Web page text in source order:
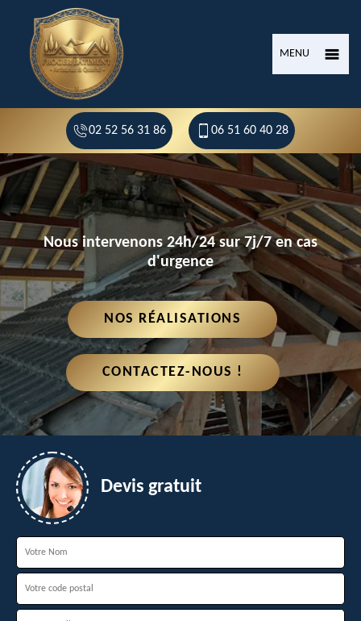
MENU
02 52 56 31 86 06 51 60 40 28
Nous intervenons 24h/24 sur 7j/7 en cas
d'urgence
NOS RÉALISATIONS
CONTACTEZ-NOUS !
Devis gratuit